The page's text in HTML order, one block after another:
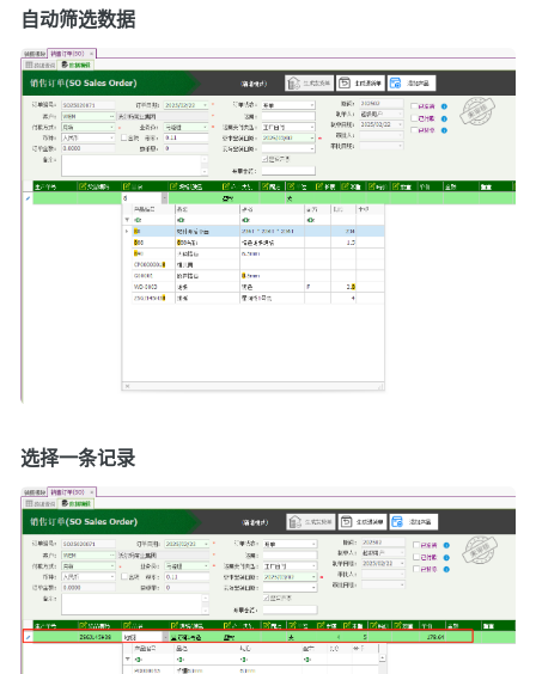
自动筛选数据
选择一条记录